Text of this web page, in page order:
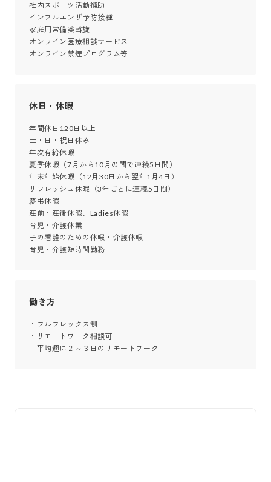
社内スポーツ活動補助
インフルエンザ予防接種
家庭用常備薬斡旋
オンライン医療相談サービス
オンライン禁煙プログラム等
休日・休暇
年間休日120日以上
土・日・祝日休み
年次有給休暇
夏季休暇（7月から10月の間で連続5日間）
年末年始休暇（12月30日から翌年1月4日）
リフレッシュ休暇（3年ごとに連続5日間）
慶弔休暇
産前・産後休暇、Ladies休暇
育児・介護休業
子の看護のための休暇・介護休暇
育児・介護短時間勤務
働き方
・フルフレックス制
・リモートワーク相談可
平均週に２～３日のリモートワーク